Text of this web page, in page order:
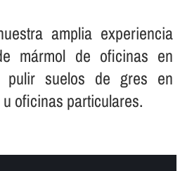
amplia experiencia
mármol de oficinas en
suelos de gres en
oficinas particulares.